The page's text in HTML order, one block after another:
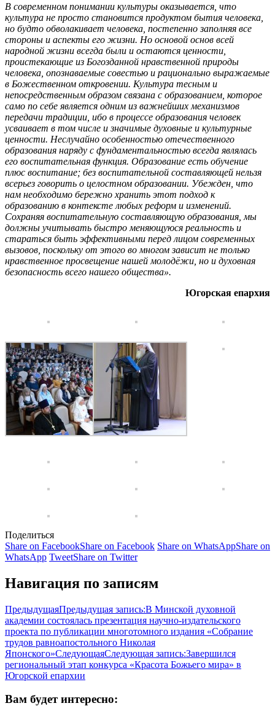
В современном понимании культуры оказывается, что
культура не просто становится продуктом бытия человека,
но будто обволакивает человека, постепенно заполняя все
стороны и аспекты его жизни. Но основой основ всей
народной жизни всегда были и остаются ценности,
проистекающие из Богозданной нравственной природы
человека, опознаваемые совестью и рационально выражаемые
в Божественном откровении. Культура тесным и
непосредственным образом связана с образованием, которое
само по себе является одним из важнейших механизмов
передачи традиции, ибо в процессе образования человек
усваивает в том числе и значимые духовные и культурные
ценности. Неслучайно особенностью отечественного
образования наряду с фундаментальностью всегда являлась
его воспитательная функция. Образование есть обучение
плюс воспитание; без воспитательной составляющей нельзя
всерьез говорить о целостном образовании. Убежден, что
нам необходимо бережно хранить этот подход к
образованию в контексте любых реформ и изменений.
Сохраняя воспитательную составляющую образования, мы
должны учитывать быстро меняющуюся реальность и
стараться быть эффективными перед лицом современных
вызовов, поскольку от этого во многом зависит не только
нравственное просвещение нашей молодёжи, но и духовная
безопасность всего нашего общества».
Югорская епархия
Поделиться
Share on FacebookShare on Facebook Share on WhatsAppShare on
WhatsApp TweetShare on Twitter
Навигация по записям
ПредыдущаяПредыдущая запись:В Минской духовной
академии состоялась презентация научно-издательского
проекта по публикации многотомного издания «Собрание
трудов равноапостольного Николая
Японского»СледующаяСледующая запись:Завершился
региональный этап конкурса «Красота Божьего мира» в
Югорской епархии
Вам будет интересно: